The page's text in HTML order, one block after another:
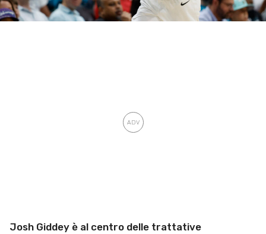
Josh Giddey è al centro delle trattative